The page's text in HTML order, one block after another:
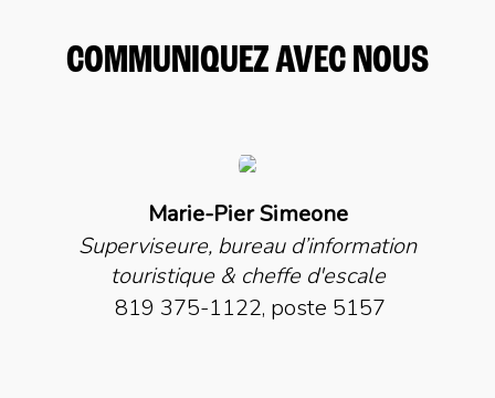
COMMUNIQUEZ AVEC NOUS
Marie-Pier Simeone
Superviseure, bureau d’information
touristique & cheffe d'escale
819 375-1122, poste 5157